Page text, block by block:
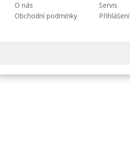
O nás
Obchodní podmínky
Servis
Přihlášení